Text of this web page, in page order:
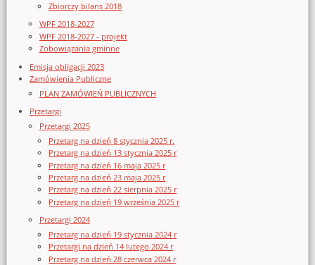
Zbiorczy bilans 2018
WPF 2018-2027
WPF 2018-2027 - projekt
Zobowiązania gminne
Emisja obligacji 2023
Zamówienia Publiczne
PLAN ZAMÓWIEŃ PUBLICZNYCH
Przetargi
Przetargi 2025
Przetarg na dzień 8 stycznia 2025 r.
Przetarg na dzień 13 stycznia 2025 r
Przetarg na dzień 16 maja 2025 r
Przetarg na dzień 23 maja 2025 r
Przetarg na dzień 22 sierpnia 2025 r
Przetarg na dzień 19 września 2025 r
Przetargi 2024
Przetarg na dzień 19 stycznia 2024 r
Przetargi na dzień 14 lutego 2024 r
Przetarg na dzień 28 czerwca 2024 r